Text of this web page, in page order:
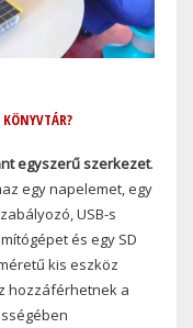
egyszerű szerkezet.
egy napelemet, egy
USB-s
és egy SD
kis eszköz
hozzáférhetnek a